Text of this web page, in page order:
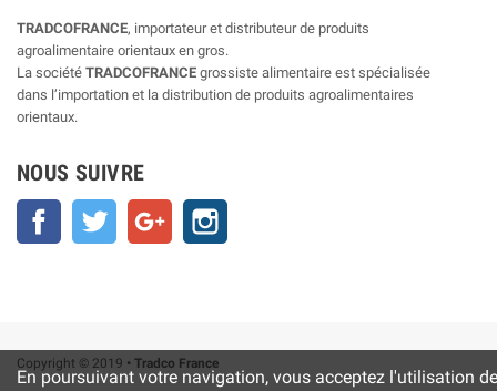
TRADCOFRANCE, importateur et distributeur de produits
agroalimentaire orientaux en gros.
La société TRADCOFRANCE grossiste alimentaire est spécialisée
dans l’importation et la distribution de produits agroalimentaires
orientaux.
NOUS SUIVRE
Facebook Twitter Google+
Copyright © 2019 • Tradco France
En poursuivant votre navigation, vous acceptez l'utilisation